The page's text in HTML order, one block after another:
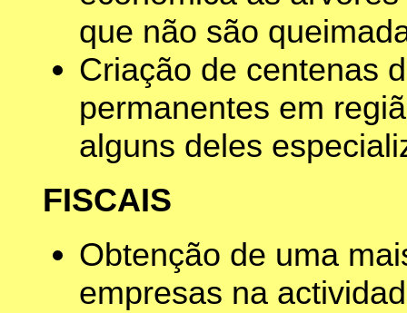
que não são
Criação de centenas
permanentes em
alguns deles
FISCAIS
Obtenção de uma
empresas na